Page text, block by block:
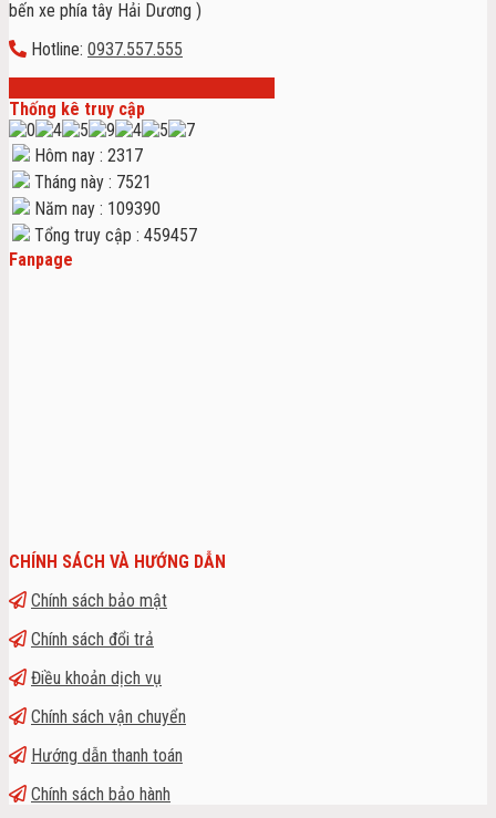
bến xe phía tây Hải Dương )
Hotline: 0937.557.555
Thống kê truy cập
Hôm nay : 2317
Tháng này : 7521
Năm nay : 109390
Tổng truy cập : 459457
Fanpage
CHÍNH SÁCH VÀ HƯỚNG DẪN
Chính sách bảo mật
Chính sách đổi trả
Điều khoản dịch vụ
Chính sách vận chuyển
Hướng dẫn thanh toán
Chính sách bảo hành